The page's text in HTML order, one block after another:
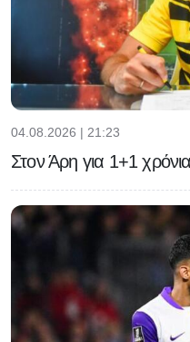
04.08.2026 | 21:23
Στον Άρη για 1+1